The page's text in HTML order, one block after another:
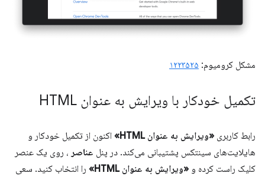
مشکل کرومیوم: ۱۲۲۳۵۲۵
تکمیل خودکار با ویرایش به عنوان HTML
رابط کاربری «ویرایش به عنوان HTML»
اکنون از تکمیل خودکار و
هایلایت‌های سینتکس پشتیبانی می‌کند. در پنل عناصر ، روی یک عنصر
کلیک راست کرده و «ویرایش به عنوان HTML»
را انتخاب کنید. سعی